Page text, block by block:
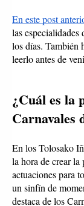
En este post
las
los días. También
leerlo antes de
¿Cuál es la
Carnavales
En los Tolosako
la hora de crear la
actuaciones para
un sinfín de
destaca de los